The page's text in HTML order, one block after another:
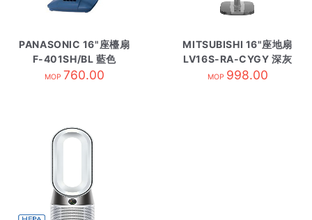
PANASONIC 16"座檯扇
F-401SH/BL 藍色
MOP 760.00
MITSUBISHI 16"座地扇
LV16S-RA-CYGY 深灰
MOP 998.00